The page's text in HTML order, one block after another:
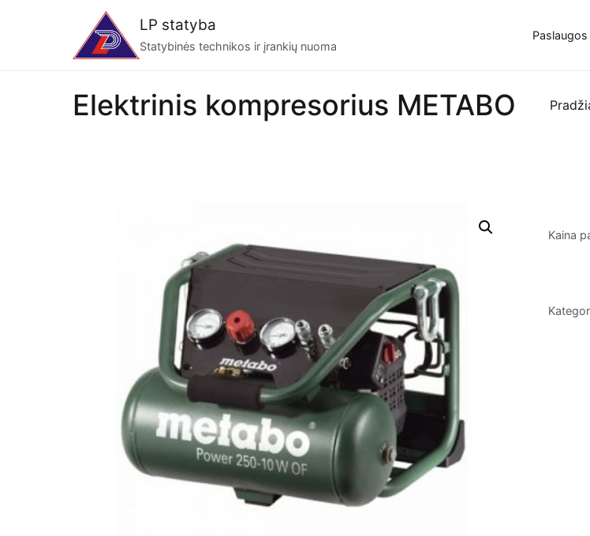
LP statyba
Statybinės technikos ir įrankių nuoma
Paslaugos
Elektrinis kompresorius METABO
Kaina